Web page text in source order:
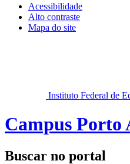
Acessibilidade
Alto contraste
Mapa do site
Instituto Federal de
Campus Porto
Buscar no portal